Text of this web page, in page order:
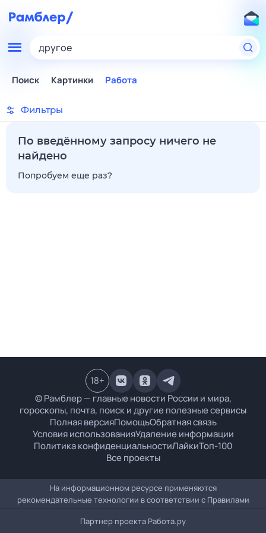
другое
Поиск Картинки Работа
Фильтры
По введённому запросу ничего не
найдено
Попробуем еще раз?
© Рамблер — главные новости России и мира,
гороскопы, почта, поиск и другие полезные сервисы
Полная версияПомощьОбратная связь
Условия использованияУдаление информации
Политика конфиденциальностиЛайкиТоп-100
Все проекты
18+
На информационном ресурсе применяются
рекомендательные технологии в соответствии с Правилами
Партнер проекта Работа.ру